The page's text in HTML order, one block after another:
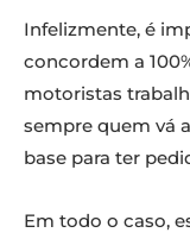
Infelizmente, é
concordem a
motoristas
sempre quem vá
base para ter
Em todo o caso,